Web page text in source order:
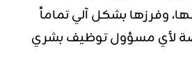
وفرزها بشكل آلي تماماً
لأي مسؤول توظيف بشري